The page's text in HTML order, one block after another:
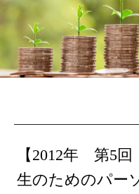
【2012年 第5
生のためのパー